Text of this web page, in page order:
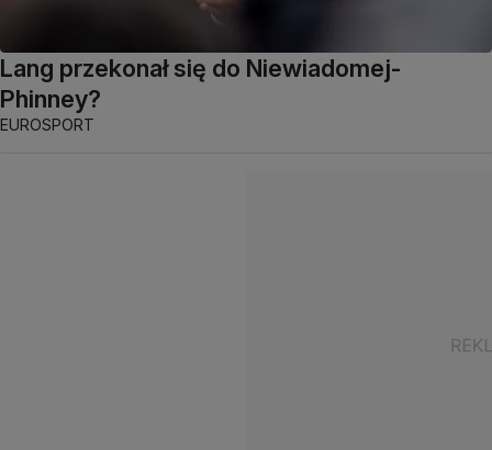
Lang przekonał się do Niewiadomej-
Phinney?
EUROSPORT